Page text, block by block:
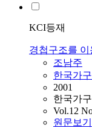
KCI등재
경첩구조를
조남주
한국가
2001
한국가
Vol.12
원문보기